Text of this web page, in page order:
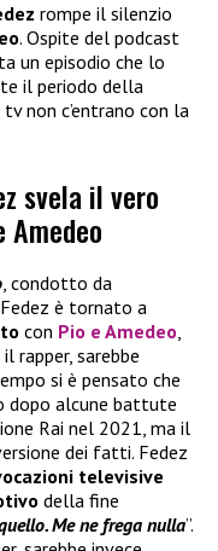
rompe il silenzio
. Ospite del podcast
un episodio che lo
il periodo della
non c’entrano con la
svela il vero
, condotto da
è tornato a
con Pio e Amedeo
rapper, sarebbe
si è pensato che
dopo alcune battute
Rai nel 2021, ma il
dei fatti. Fedez
televisive
della fine
Me ne frega nulla”.